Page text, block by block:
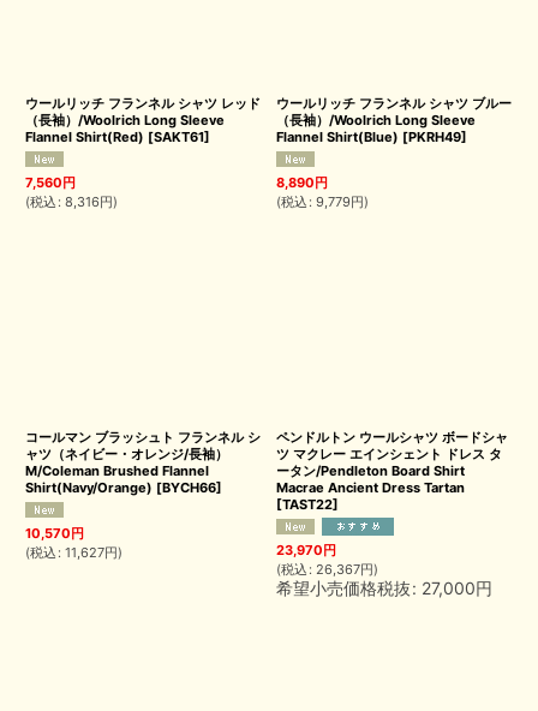
ウールリッチ フランネル シャツ レッド
（長袖）/Woolrich Long Sleeve
Flannel Shirt(Red) [SAKT61]
7,560円
(税込 : 8,316円)
ウールリッチ フランネル シャツ ブルー
（長袖）/Woolrich Long Sleeve
Flannel Shirt(Blue) [PKRH49]
8,890円
(税込 : 9,779円)
コールマン ブラッシュト フランネル シ
ャツ（ネイビー・オレンジ/長袖）
M/Coleman Brushed Flannel
Shirt(Navy/Orange) [BYCH66]
10,570円
(税込 : 11,627円)
ペンドルトン ウールシャツ ボードシャ
ツ マクレー エインシェント ドレス タ
ータン/Pendleton Board Shirt
Macrae Ancient Dress Tartan
[TAST22]
23,970円
(税込 : 26,367円)
希望小売価格税抜: 27,000円